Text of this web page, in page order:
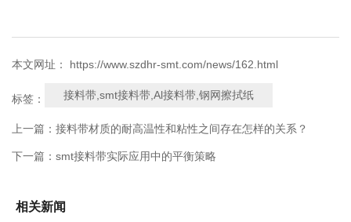
本文网址： https://www.szdhr-smt.com/news/162.html
标签： 接料带,smt接料带,Al接料带,钢网擦拭纸
上一篇： 接料带材质的耐高温性和粘性之间存在怎样的关系？
下一篇： smt接料带实际应用中的平衡策略
相关新闻